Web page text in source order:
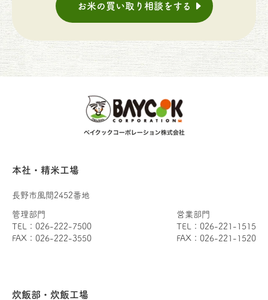
お米の買い取り相談をする
本社・精米工場
長野市風間2452番地
管理部門
TEL：026-222-7500
FAX：026-222-3550
営業部門
TEL：026-221-1515
FAX：026-221-1520
炊飯部・炊飯工場